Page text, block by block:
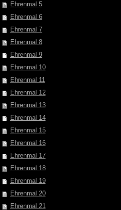
Ehrenmal 5
Ehrenmal 6
Ehrenmal 7
Ehrenmal 8
Ehrenmal 9
Ehrenmal 10
Ehrenmal 11
Ehrenmal 12
Ehrenmal 13
Ehrenmal 14
Ehrenmal 15
Ehrenmal 16
Ehrenmal 17
Ehrenmal 18
Ehrenmal 19
Ehrenmal 20
Ehrenmal 21